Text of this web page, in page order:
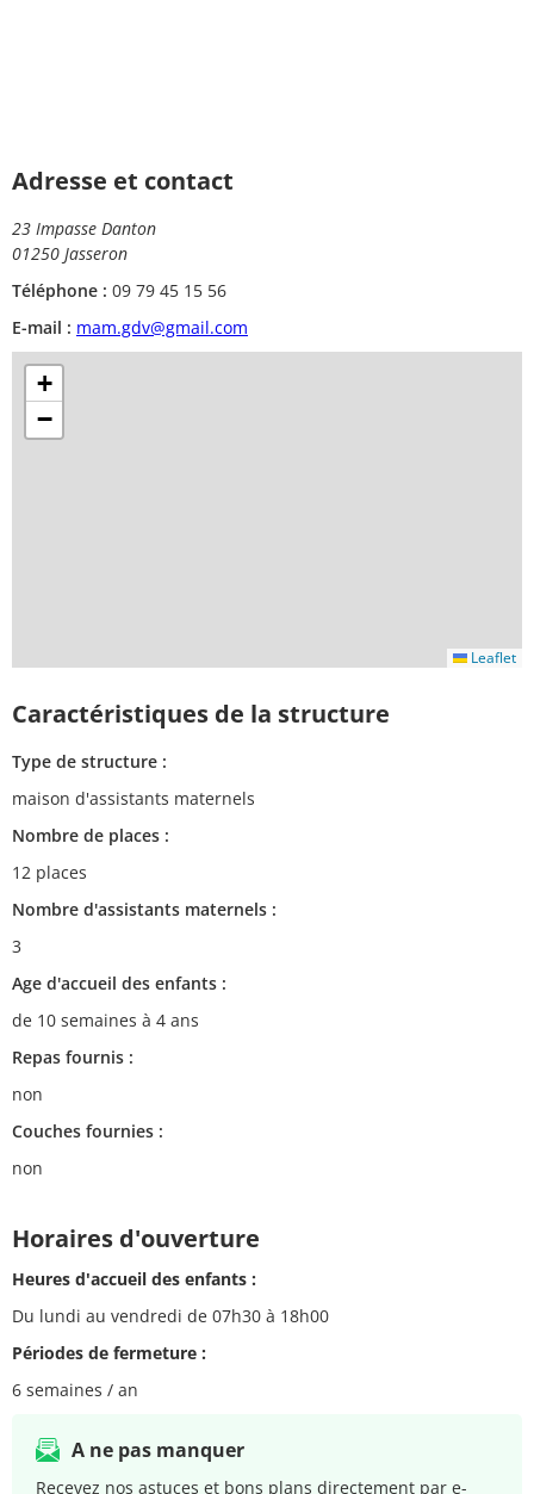
Adresse et contact
23 Impasse Danton
01250 Jasseron
Téléphone : 09 79 45 15 56
E-mail : mam.gdv@gmail.com
+
−
Leaflet
Caractéristiques de la structure
Type de structure :
maison d'assistants maternels
Nombre de places :
12 places
Nombre d'assistants maternels :
3
Age d'accueil des enfants :
de 10 semaines à 4 ans
Repas fournis :
non
Couches fournies :
non
Horaires d'ouverture
Heures d'accueil des enfants :
Du lundi au vendredi de 07h30 à 18h00
Périodes de fermeture :
6 semaines / an
A ne pas manquer
Recevez nos astuces et bons plans directement par e-